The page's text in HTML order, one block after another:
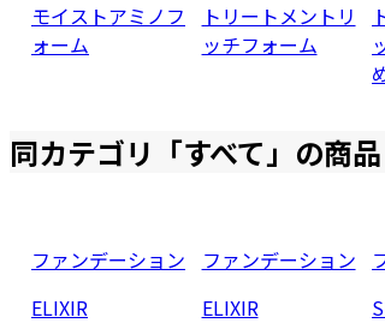
モイストアミノフ
ォーム
トリートメントリ
ッチフォーム
同カテゴリ「すべて」の商品
ファンデーション
ELIXIR
ファンデーション
ELIXIR